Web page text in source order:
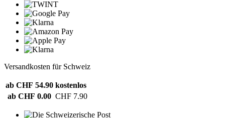
Versandkosten für Schweiz
ab CHF 54.90 kostenlos
ab CHF 0.00 CHF 7.90